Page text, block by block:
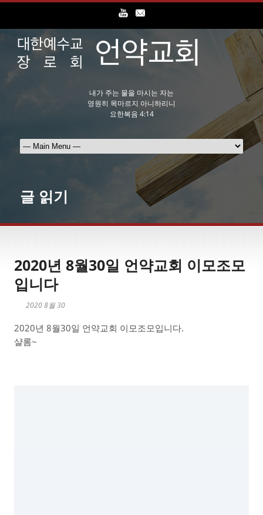
내가 주는 물을 마시는 자는
영원히 목마르지 아니하리니
요한복음 4:14
글 읽기
2020년 8월30일 언약교회 이모조모
입니다
2020 8월 30
2020년 8월30일 언약교회 이모조모입니다.
샬롬~